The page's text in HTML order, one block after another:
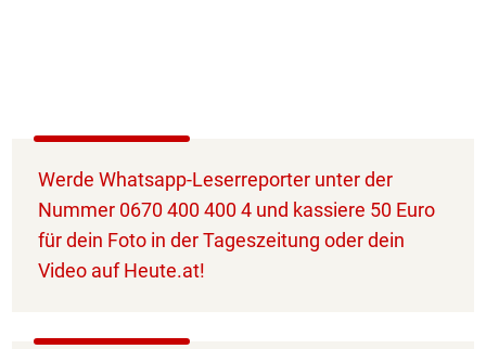
Werde Whatsapp-Leserreporter unter der
Nummer 0670 400 400 4 und kassiere 50 Euro
für dein Foto in der Tageszeitung oder dein
Video auf Heute.at!